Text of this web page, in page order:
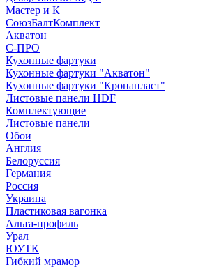
Мастер и К
СоюзБалтКомплект
Акватон
С-ПРО
Кухонные фартуки
Кухонные фартуки "Акватон"
Кухонные фартуки "Кронапласт"
Листовые панели HDF
Комплектующие
Листовые панели
Обои
Англия
Белоруссия
Германия
Россия
Украина
Пластиковая вагонка
Альта-профиль
Урал
ЮУТК
Гибкий мрамор